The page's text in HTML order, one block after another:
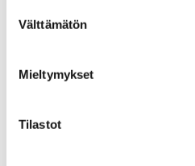
valinta
Välttämätön
Mieltymykset
Tilastot